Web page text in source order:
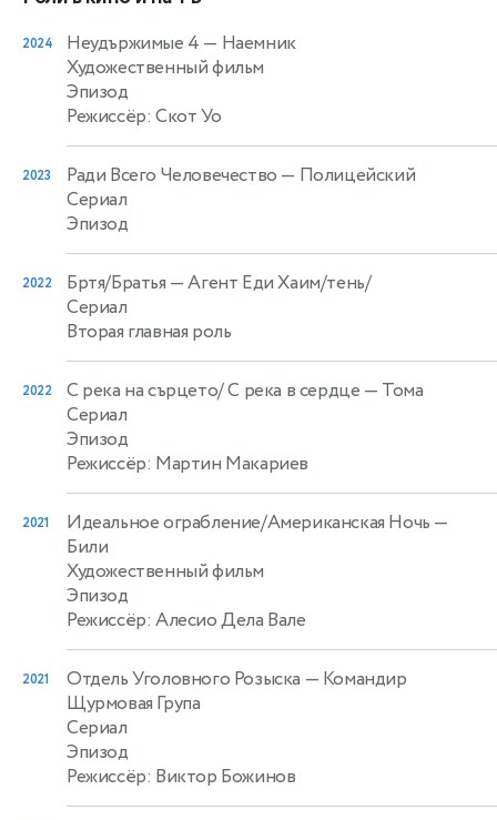
2024 Неудържимыe 4 — Наемник
Художественный фильм
Эпизод
Режиссёр: Скот Уо
2023 Ради Всего Человечество — Полицейский
Сериал
Эпизод
2022 Бртя/Братья — Агент Еди Хаим/тень/
Сериал
Вторая главная роль
2022 С река на сърцето/ С река в сердце — Тома
Сериал
Эпизод
Режиссёр: Мартин Макариев
2021 Идеальное ограбление/Американская Ночь —
Били
Художественный фильм
Эпизод
Режиссёр: Алесио Дела Вале
2021 Отдель Уголовного Розыска — Командир
Щурмовая Група
Сериал
Эпизод
Режиссёр: Виктор Божинов